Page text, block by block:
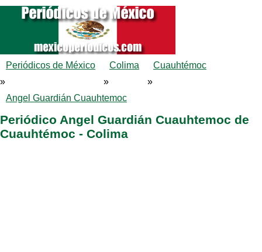
Periódicos de México
»
Colima
»
Cuauhtémoc
»
Angel Guardián Cuauhtemoc
Periódico Angel Guardián Cuauhtemoc de
Cuauhtémoc - Colima